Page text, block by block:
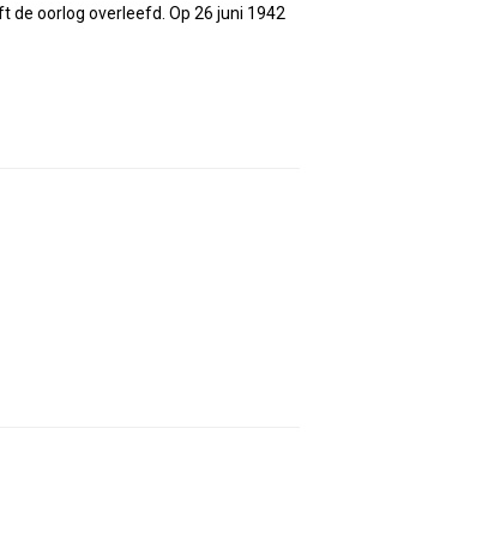
de oorlog overleefd. Op 26 juni 1942